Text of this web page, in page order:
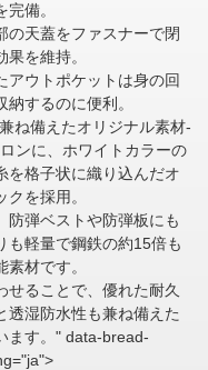
備。
の天蓋をファスナーで閉
果を維持。
アウトポケットは身の回
納するのに便利。
ね備えたオリジナル素材-
ンに、ホワイトカラーの
を格子状に織り込んだオ
クを採用。
防弾ベストや防弾板にも
も軽量で鋼鉄の約15倍も
材です。
せることで、優れた耐久
透湿防水性も兼ね備えた
ます。" data-bread-